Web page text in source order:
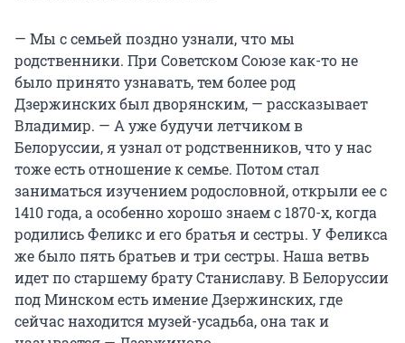
— Мы с семьей поздно узнали, что мы
родственники. При Советском Союзе как-то не
было принято узнавать, тем более род
Дзержинских был дворянским, — рассказывает
Владимир. — А уже будучи летчиком в
Белоруссии, я узнал от родственников, что у нас
тоже есть отношение к семье. Потом стал
заниматься изучением родословной, открыли ее с
1410 года, а особенно хорошо знаем с 1870-х, когда
родились Феликс и его братья и сестры. У Феликса
же было пять братьев и три сестры. Наша ветвь
идет по старшему брату Станиславу. В Белоруссии
под Минском есть имение Дзержинских, где
сейчас находится музей-усадьба, она так и